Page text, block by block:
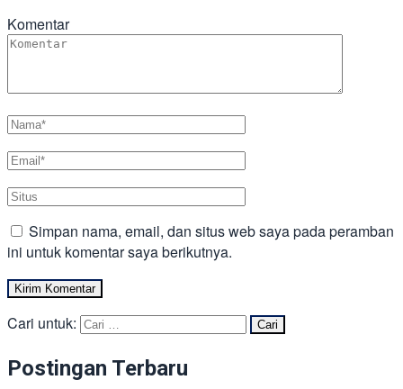
Komentar
Simpan nama, email, dan situs web saya pada peramban
ini untuk komentar saya berikutnya.
Cari untuk:
Postingan Terbaru